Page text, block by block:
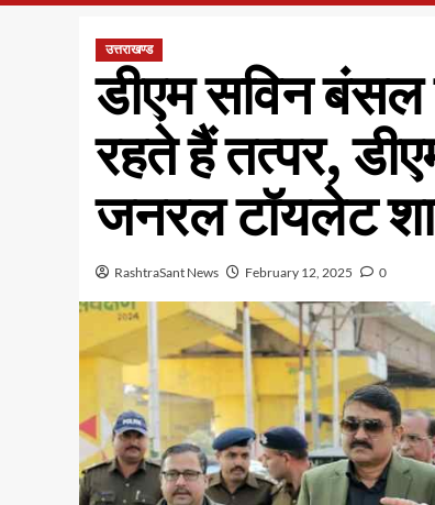
उत्तराखण्ड
डीएम सविन
रहते हैं तत्पर,
जनरल टॉयलेट
RashtraSant News February 12, 2025 0